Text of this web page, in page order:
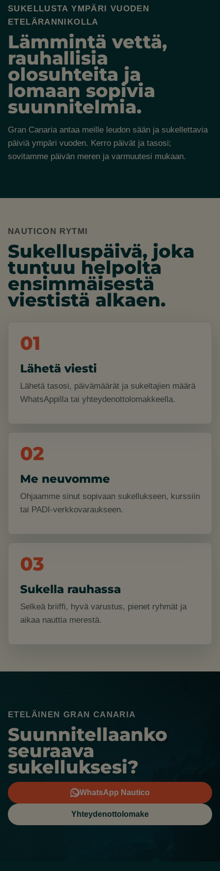
SUKELLUSTA YMPÄRI VUODEN
ETELÄRANNIKOLLA
Lämmintä vettä,
rauhallisia
olosuhteita ja
lomaan sopivia
suunnitelmia.
Gran Canaria antaa meille leudon sään ja sukellettavia
päiviä ympäri vuoden. Kerro päivät ja tasosi;
sovitamme päivän meren ja varmuutesi mukaan.
NAUTICON RYTMI
Sukelluspäivä, joka
tuntuu helpolta
ensimmäisestä
viestistä alkaen.
01
Lähetä viesti
Lähetä tasosi, päivämäärät ja sukeltajien määrä
WhatsAppilla tai yhteydenottolomakkeella.
02
Me neuvomme
Ohjaamme sinut sopivaan sukellukseen, kurssiin
tai PADI-verkkovaraukseen.
03
Sukella rauhassa
Selkeä briiffi, hyvä varustus, pienet ryhmät ja
aikaa nauttia merestä.
ETELÄINEN GRAN CANARIA
Suunnitellaanko
seuraava
sukelluksesi?
WhatsApp Nautico
Yhteydenottolomake